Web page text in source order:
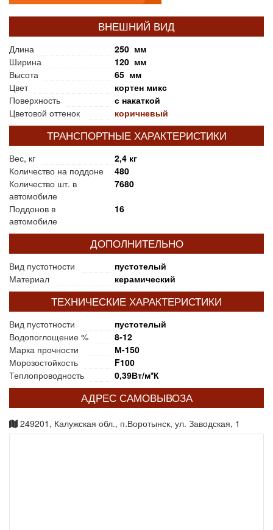
ВНЕШНИЙ ВИД
Длина
250 мм
Ширина
120 мм
Высота
65 мм
Цвет
кортен микс
Поверхность
с накаткой
Цветовой оттенок
коричневый
ТРАНСПОРТНЫЕ ХАРАКТЕРИСТИКИ
Вес, кг
2,4 кг
Количество на поддоне
480
Количество шт. в
автомобиле
7680
Поддонов в
автомобиле
16
ДОПОЛНИТЕЛЬНО
Вид пустотности
пустотелый
Материал
керамический
ТЕХНИЧЕСКИЕ ХАРАКТЕРИСТИКИ
Вид пустотности
пустотелый
Водопоглощение %
8-12
Марка прочности
М-150
Морозостойкость
F100
Теплопроводность
0,39Вт/м*К
АДРЕС САМОВЫВОЗА
249201, Калужская обл., п.Воротынск, ул. Заводская, 1